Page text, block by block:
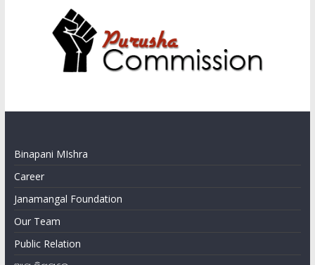
Binapani MIshra
Career
Janamangal Foundation
Our Team
Public Relation